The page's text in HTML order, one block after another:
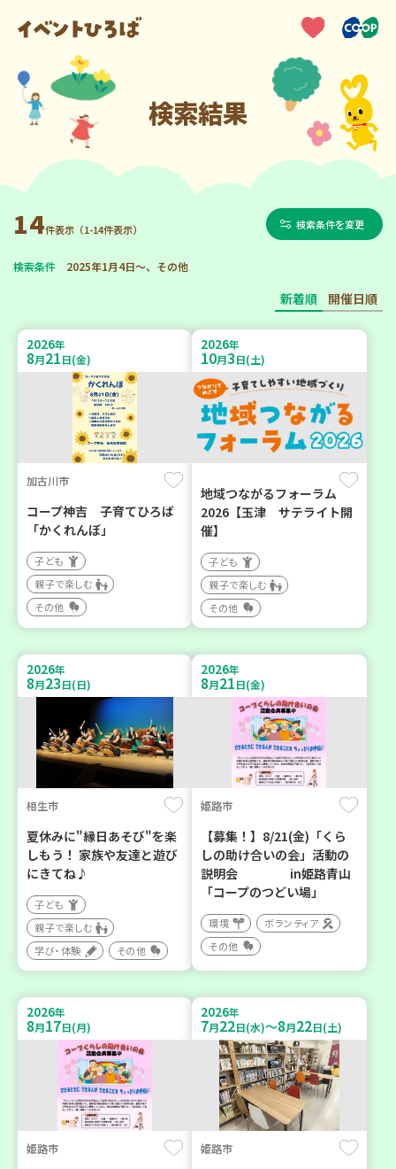
検索結果
14件表示（1-14件表示） 検索条件を変更
検索条件 2025年1月4日～、その他
新着順 開催日順
2026年
8月21日(金)
加古川市
コープ神吉 子育てひろば
「かくれんぼ」
子ども
親子で楽しむ
その他
2026年
10月3日(土)
地域つながるフォーラム
2026【玉津 サテライト開
催】
子ども
親子で楽しむ
その他
2026年
8月23日(日)
相生市
夏休みに"縁日あそび"を楽
しもう！ 家族や友達と遊び
にきてね♪
子ども
親子で楽しむ
学び・体験
その他
2026年
8月21日(金)
姫路市
【募集！】8/21(金)「くら
しの助け合いの会」活動の
説明会 in姫路青山
「コープのつどい場」
環境
ボランティア
その他
2026年
8月17日(月)
姫路市
2026年
7月22日(水)～8月22日(土)
姫路市